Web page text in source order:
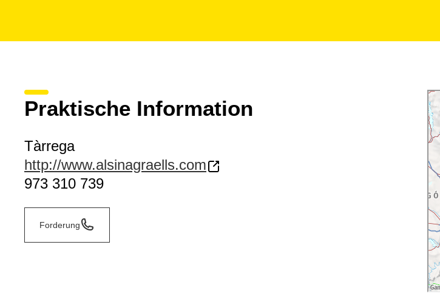
Praktische Information
Tàrrega
http://www.alsinagraells.com
973 310 739
Forderung